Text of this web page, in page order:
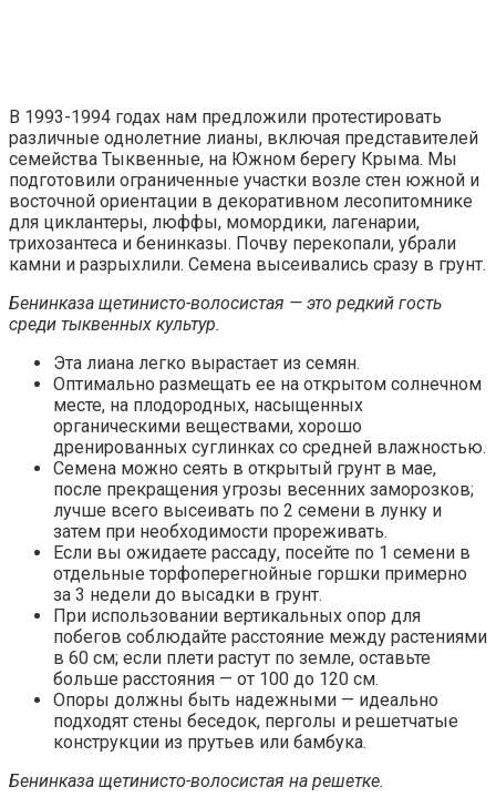
В 1993-1994 годах нам предложили протестировать
различные однолетние лианы, включая представителей
семейства Тыквенные, на Южном берегу Крыма. Мы
подготовили ограниченные участки возле стен южной и
восточной ориентации в декоративном лесопитомнике
для циклантеры, люффы, момордики, лагенарии,
трихозантеса и бенинказы. Почву перекопали, убрали
камни и разрыхлили. Семена высеивались сразу в грунт.
Бенинказа щетинисто-волосистая — это редкий гость
среди тыквенных культур.
Эта лиана легко вырастает из семян.
Оптимально размещать ее на открытом солнечном
месте, на плодородных, насыщенных
органическими веществами, хорошо
дренированных суглинках со средней влажностью.
Семена можно сеять в открытый грунт в мае,
после прекращения угрозы весенних заморозков;
лучше всего высеивать по 2 семени в лунку и
затем при необходимости прореживать.
Если вы ожидаете рассаду, посейте по 1 семени в
отдельные торфоперегнойные горшки примерно
за 3 недели до высадки в грунт.
При использовании вертикальных опор для
побегов соблюдайте расстояние между растениями
в 60 см; если плети растут по земле, оставьте
больше расстояния — от 100 до 120 см.
Опоры должны быть надежными — идеально
подходят стены беседок, перголы и решетчатые
конструкции из прутьев или бамбука.
Бенинказа щетинисто-волосистая на решетке.